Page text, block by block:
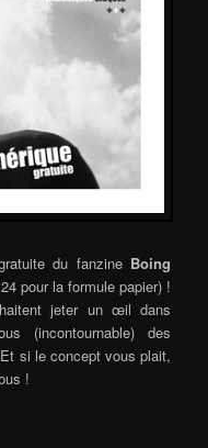
du fanzine Boing
pour la formule papier) !
jeter un œil dans
(incontournable) des
si le concept vous plait,
!